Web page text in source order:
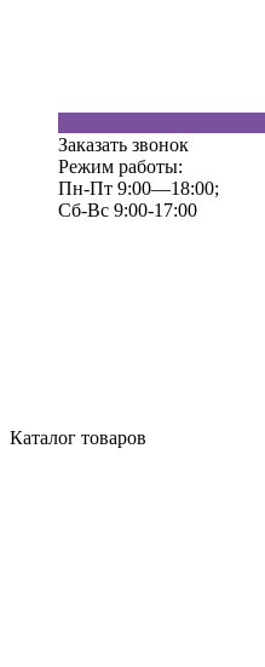
Заказать звонок
Режим работы:
Пн-Пт 9:00—18:00;
Сб-Вс 9:00-17:00
Каталог товаров